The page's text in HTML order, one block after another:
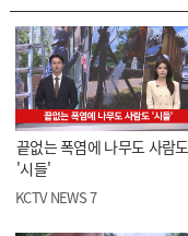
끝없는 폭염에 나무도 사람도
'시들'
KCTV NEWS 7